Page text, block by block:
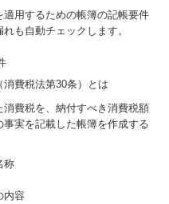
用するための帳簿の記帳要件
も自動チェックします。
消費税法第30条）とは
費税を、納付すべき消費税額
実を記載した帳簿を作成する
称
内容